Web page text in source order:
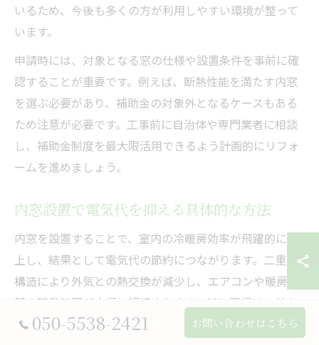
いるため、今後も多くの方が利用しやすい環境が整って
います。
申請時には、対象となる窓の仕様や設置条件を事前に確
認することが重要です。例えば、断熱性能を満たす内窓
を選ぶ必要があり、補助金の対象外となるケースもある
ため注意が必要です。工事前に自治体や専門業者に相談
し、補助金制度を最大限活用できるよう計画的にリフォ
ームを進めましょう。
内窓設置で電気代を抑える具体的な方法
内窓を設置することで、室内の冷暖房効率が飛躍的に向
上し、結果として電気代の節約につながります。二重窓
構造により外気との熱交換が減少し、エアコンや暖房機
器の稼働時間が大幅に短縮されます。特に夏場は、外か
らの熱気の侵入を防ぎ、涼しい室温を長時間キープでき
050-5538-2421 お問い合わせはこちら